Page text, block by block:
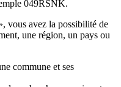
049RSNK.
vous avez la possibilité de
une région, un pays ou
commune et ses